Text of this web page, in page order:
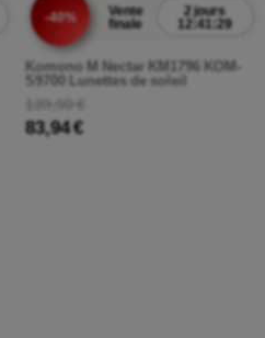
-40%
Vente
finale
2 jours
12:41:27
Komono M Nectar KM1796 KOM-
S9700 Lunettes de soleil
139,90 €
83,94 €